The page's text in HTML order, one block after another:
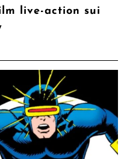
live-action sui